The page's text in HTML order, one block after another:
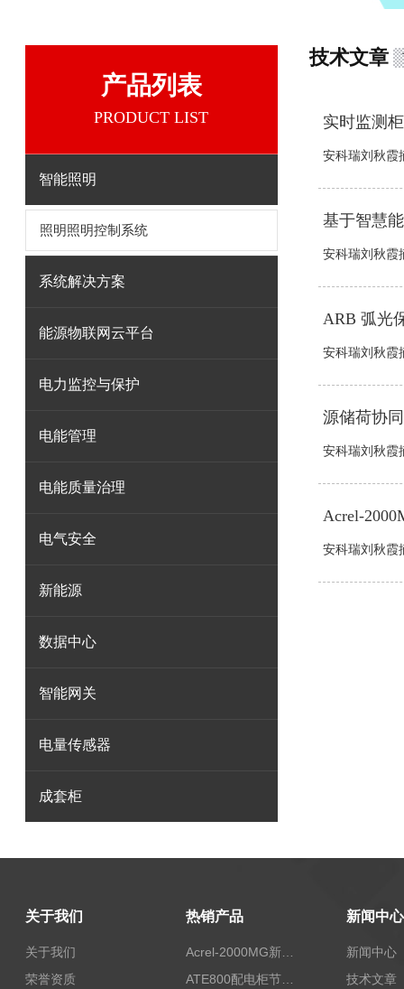
产品列表
PRODUCT LIST
智能照明
照明照明控制系统
系统解决方案
能源物联网云平台
电力监控与保护
电能管理
电能质量治理
电气安全
新能源
数据中心
智能网关
电量传感器
成套柜
技术文章
实时监测
安科瑞刘秋霞
基于智慧
安科瑞刘秋霞
ARB 弧光
安科瑞刘秋霞
源储荷协
安科瑞刘秋霞
安科瑞刘秋霞
关于我们
关于我们
荣誉资质
热销产品
Acrel-2000MG新能源消纳安科瑞微电网能量管理系统
ATE800配电柜节点无线测温/表带捆绑/无源感应取电
新闻中心
新闻中心
技术文章